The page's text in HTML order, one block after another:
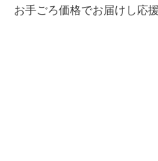
お手ごろ価格でお届けし応